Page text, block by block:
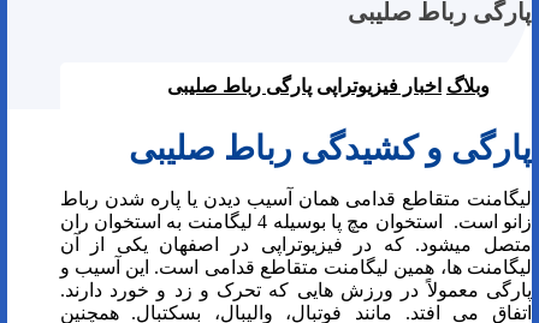
پارگی رباط صلیبی
وبلاگ اخبار فیزیوتراپی پارگی رباط صلیبی
پارگی و کشیدگی رباط صلیبی
لیگامنت متقاطع قدامی همان آسیب دیدن یا پاره شدن رباط
زانو است. استخوان مچ پا بوسیله 4 لیگامنت به استخوان ران
متصل میشود. که در فیزیوتراپی در اصفهان یکی از آن
لیگامنت ها، همین لیگامنت متقاطع قدامی است. این آسیب و
پارگی معمولاً در ورزش هایی که تحرک و زد و خورد دارند.
اتفاق می افتد. مانند فوتبال، والیبال، بسکتبال. همچنین